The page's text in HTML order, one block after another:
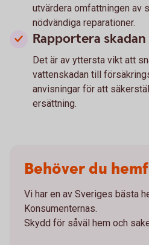
utvärdera omfattningen av
nödvändiga reparationer.
Rapportera
Det är av yttersta vikt att
vattenskadan till
anvisningar för att
ersättning.
Behöver du
Vi har en av Sveriges bästa
Konsumenternas.
Skydd för såväl hem och